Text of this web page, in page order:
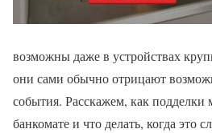
возможны даже в устройствах
они сами обычно отрицают
события. Расскажем, как подделки
банкомате и что делать, когда это